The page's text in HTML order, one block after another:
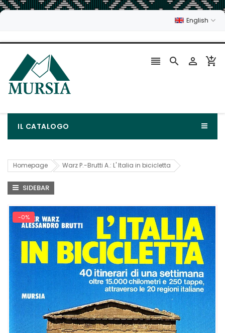
English
   
IL CATALOGO
Homepage Warz P.-Brutti A.: L' Italia in bicicletta
SIDEBAR
-0%